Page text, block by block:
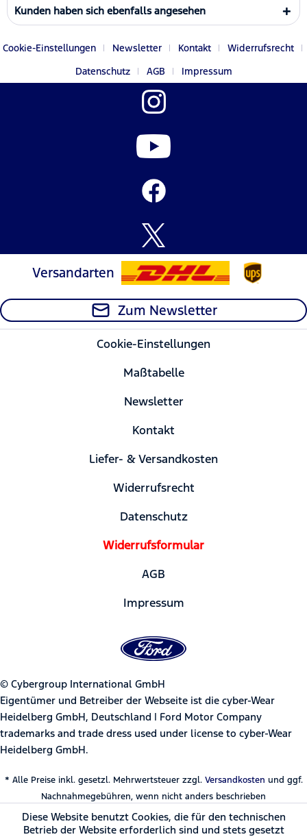
Kunden haben sich ebenfalls angesehen
Cookie-Einstellungen Newsletter Kontakt
Widerrufsrecht
Datenschutz
AGB Impressum
Versandarten
Zum Newsletter
Cookie-Einstellungen
Maßtabelle
Newsletter
Kontakt
Liefer- & Versandkosten
Widerrufsrecht
Datenschutz
Widerrufsformular
AGB
Impressum
© Cybergroup International GmbH
Eigentümer und Betreiber der Webseite ist die cyber-Wear
Heidelberg GmbH, Deutschland | Ford Motor Company
trademarks and trade dress used under license to cyber-Wear
Heidelberg GmbH.
* Alle Preise inkl. gesetzl. Mehrwertsteuer zzgl. Versandkosten und ggf.
Nachnahmegebühren, wenn nicht anders beschrieben
Diese Website benutzt Cookies, die für den technischen
Betrieb der Website erforderlich sind und stets gesetzt